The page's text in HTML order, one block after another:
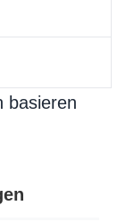
basieren